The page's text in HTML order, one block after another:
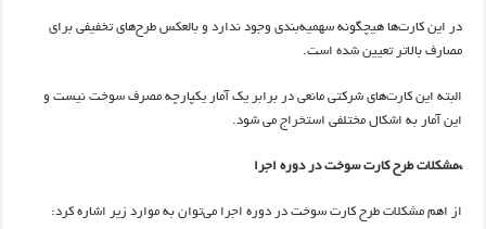
در این کارت‌ها هیچگونه سهمیه‌‌بندی وجود ندارد و بالعکس طرح‌های تخفیفی برای
مصارف بالاتر تعیین شده‌ است.
البته این کارت‌های شرکتی مانعی در برابر یک آمار یکپارچه مصرف سوخت نیست و
این آمار به اشکال مختلفی استخراج می‌ شود.
*مشکلات طرح کارت سوخت در دوره اجرا
از اهم مشکلات طرح کارت سوخت در دوره اجرا می‌توان به موارد زیر اشاره کرد: